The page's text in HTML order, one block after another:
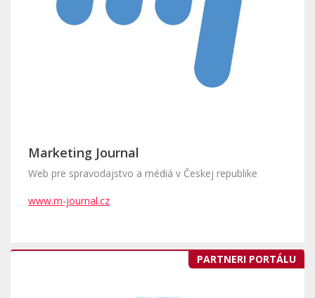
Marketing Journal
Web pre spravodajstvo a médiá v Českej republike
www.m-journal.cz
PARTNERI PORTÁLU